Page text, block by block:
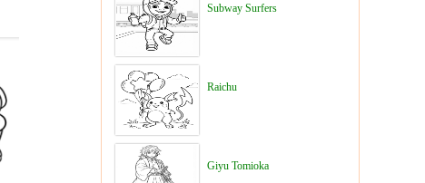
Subway Surfers
Raichu
Giyu Tomioka